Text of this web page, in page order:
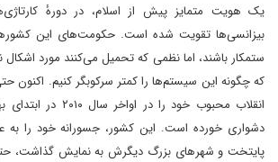
یک هویت متمایز پیش از اسلام، در دورهٔ
بیزانسی‌ها تقویت شده است. حکومت‌های این
ستمکار باشند، اما نظمی که تحمیل می‌کنند مورد
که چگونه این سیستم‌ها را کمتر سرکوبگر کنیم. اکنون
انقلاب محبوب خود را
دشواری خورده است. این کشور، جسورانه خود را به
پایتخت و شهرهای بزرگ دیگرش به نمایش گذاشت،